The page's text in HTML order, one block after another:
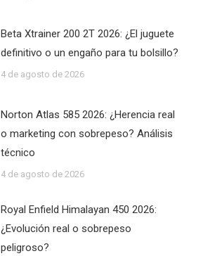
Beta Xtrainer 200 2T 2026: ¿El juguete
definitivo o un engaño para tu bolsillo?
4 de agosto de 2026
Norton Atlas 585 2026: ¿Herencia real
o marketing con sobrepeso? Análisis
técnico
4 de agosto de 2026
Royal Enfield Himalayan 450 2026:
¿Evolución real o sobrepeso
peligroso?